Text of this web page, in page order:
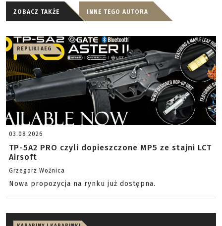
ZOBACZ TAKŻE INNE TEGO AUTORA
REPLIKI AEG
03.08.2026
TP-5A2 PRO czyli dopieszczone MP5 ze stajni LCT
Airsoft
Grzegorz Woźnica
Nowa propozycja na rynku już dostępna.